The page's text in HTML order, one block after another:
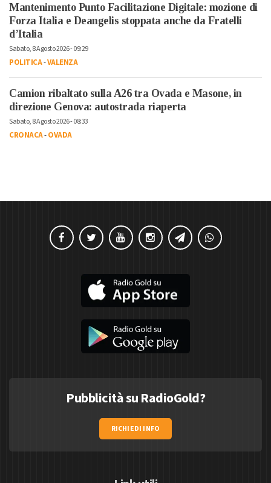
Mantenimento Punto Facilitazione Digitale: mozione di
Forza Italia e Deangelis stoppata anche da Fratelli
d’Italia
Sabato, 8 Agosto 2026 - 09:29
POLITICA-VALENZA
Camion ribaltato sulla A26 tra Ovada e Masone, in
direzione Genova: autostrada riaperta
Sabato, 8 Agosto 2026 - 08:33
CRONACA-OVADA
Pubblicità su RadioGold?
RICHIEDI INFO